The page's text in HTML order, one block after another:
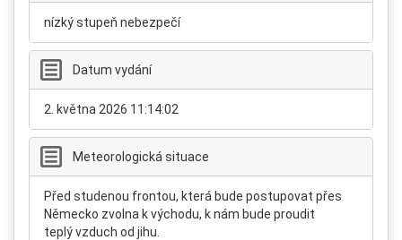
nízký stupeň nebezpečí
Datum vydání
2. května 2026 11:14:02
Meteorologická situace
Před studenou frontou, která bude postupovat přes
Německo zvolna k východu, k nám bude proudit
teplý vzduch od jihu.